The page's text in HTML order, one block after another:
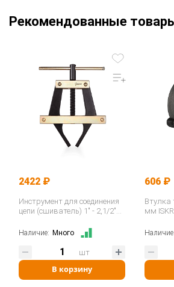
Рекомендованные
2422 ₽
Инструмент для соединения
цепи (сшиватель) 1" - 2,1/2"
Наличие: Много
В корзину
шт
606 ₽
Втулка
мм
Наличие: